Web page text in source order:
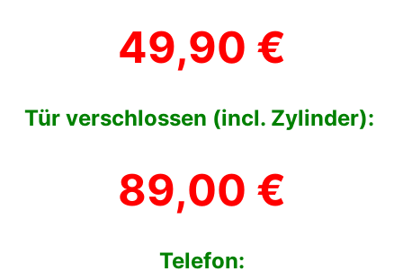
49,90 €
Tür verschlossen (incl. Zylinder):
89,00 €
Telefon: